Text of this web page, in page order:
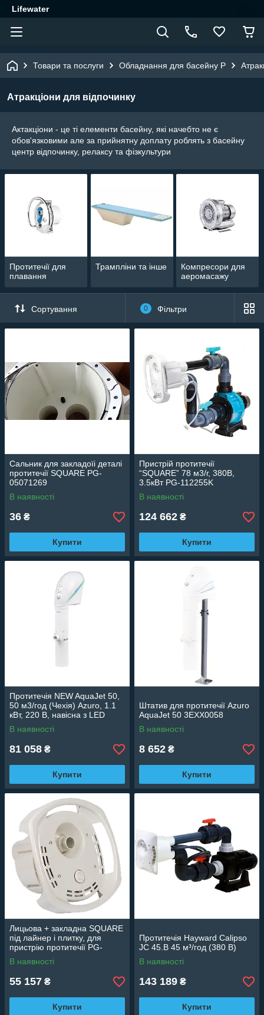
Lifewater
Товари та послуги Обладнання для басейну P
Атракціони для відпочинку
Актакціони - це ті елементи басейну, які начебто не є
обов'язковими але за прийнятну доплату роблять з басейну
центр відпочинку, релаксу та фізкультури
Протитечії для
плавання
Трампліни та інше
Компресори для
аеромасажу
Сортування 0 Фільтри
Сальник для закладоїі деталі
протитечії SQUARE PG-
05071269
В наявності
36 ₴
Купити
Пристрій протитечії
“SQUARE” 78 м3/г, 380В,
3.5кВт PG-112255K
В наявності
124 662 ₴
Купити
Протитечія NEW AquaJet 50,
50 м3/год (Чехія) Azuro, 1.1
кВт, 220 В, навісна з LED
освітленням 3EXX0704
В наявності
81 058 ₴
Купити
Штатив для протитечії Azuro
AquaJet 50 3EXX0058
В наявності
8 652 ₴
Купити
Лицьова + закладна SQUARE
під лайнер і плитку, для
пристрію протитечії PG-
11224K
В наявності
55 157 ₴
Купити
Протитечія Hayward Calipso
JC 45.B 45 м³/год (380 В)
В наявності
143 189 ₴
Купити